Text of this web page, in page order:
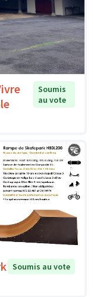
Soumis
au vote
Soumis au vote